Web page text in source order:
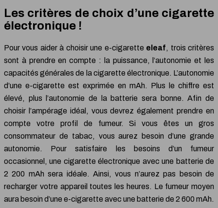
Les critères de choix d’une cigarette
électronique !
Pour vous aider à choisir une e-cigarette eleaf, trois critères
sont à prendre en compte : la puissance, l’autonomie et les
capacités générales de la cigarette électronique. L’autonomie
d’une e-cigarette est exprimée en mAh. Plus le chiffre est
élevé, plus l’autonomie de la batterie sera bonne. Afin de
choisir l’ampérage idéal, vous devrez également prendre en
compte votre profil de fumeur. Si vous êtes un gros
consommateur de tabac, vous aurez besoin d’une grande
autonomie. Pour satisfaire les besoins d’un fumeur
occasionnel, une cigarette électronique avec une batterie de
2 200 mAh sera idéale. Ainsi, vous n’aurez pas besoin de
recharger votre appareil toutes les heures. Le fumeur moyen
aura besoin d’une e-cigarette avec une batterie de 2 600 mAh.